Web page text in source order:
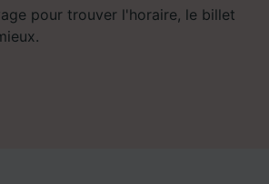
pour trouver l'horaire, le billet